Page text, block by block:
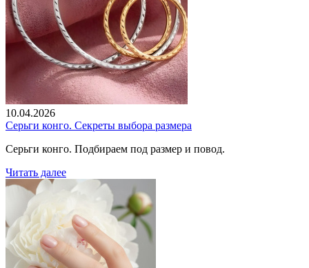
10.04.2026
Серьги конго. Секреты выбора размера
Серьги конго. Подбираем под размер и повод.
Читать далее